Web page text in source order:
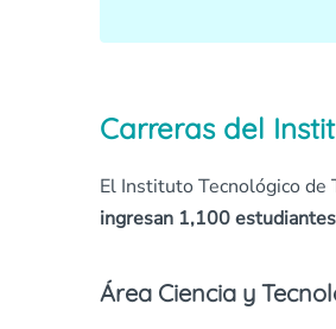
Carreras del
El Instituto Tecnológico de
ingresan 1,100
Área Ciencia y